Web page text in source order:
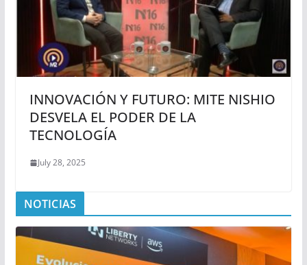
INNOVACIÓN Y FUTURO: MITE NISHIO
DESVELA EL PODER DE LA
TECNOLOGÍA
July 28, 2025
NOTICIAS